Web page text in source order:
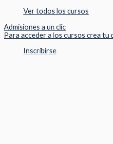
Ver todos los cursos
Admisiones a un clic
Para acceder a los cursos crea tu
Inscribirse